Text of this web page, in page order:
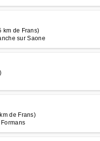
km de Frans)
sur Saone
de Frans)